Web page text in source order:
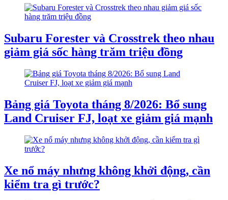
Subaru Forester và Crosstrek theo nhau
giảm giá sốc hàng trăm triệu đồng
Bảng giá Toyota tháng 8/2026: Bổ sung
Land Cruiser FJ, loạt xe giảm giá mạnh
Xe nổ máy nhưng không khởi động, cần
kiểm tra gì trước?